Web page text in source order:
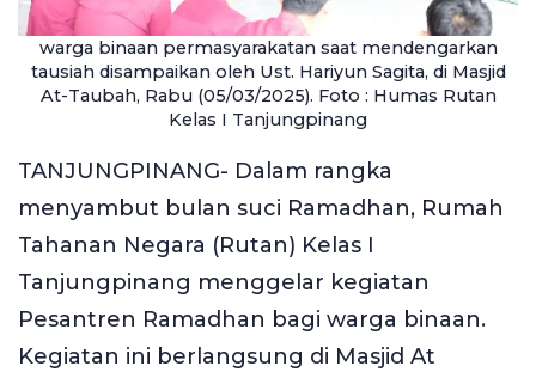
warga binaan permasyarakatan saat mendengarkan
tausiah disampaikan oleh Ust. Hariyun Sagita, di Masjid
At-Taubah, Rabu (05/03/2025). Foto : Humas Rutan
Kelas I Tanjungpinang
TANJUNGPINANG- Dalam rangka
menyambut bulan suci Ramadhan, Rumah
Tahanan Negara (Rutan) Kelas I
Tanjungpinang menggelar kegiatan
Pesantren Ramadhan bagi warga binaan.
Kegiatan ini berlangsung di Masjid At